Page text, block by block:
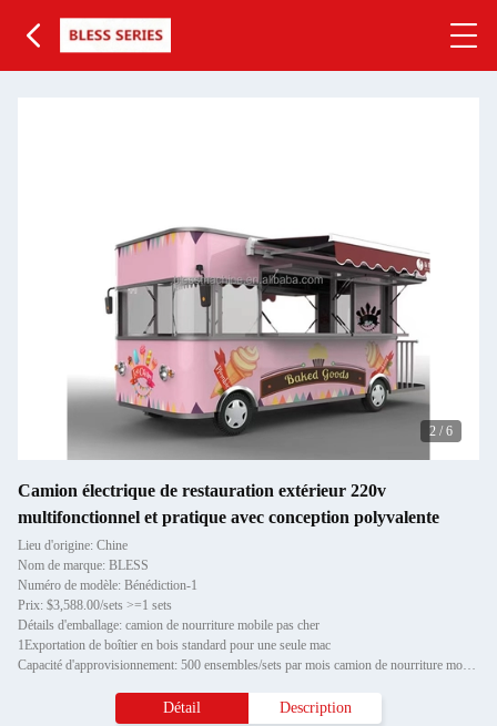
2 / 6
Camion électrique de restauration extérieur 220v
multifonctionnel et pratique avec conception polyvalente
Lieu d'origine: Chine
Nom de marque: BLESS
Numéro de modèle: Bénédiction-1
Prix: $3,588.00/sets >=1 sets
Détails d'emballage: camion de nourriture mobile pas cher
1Exportation de boîtier en bois standard pour une seule mac
Capacité d'approvisionnement: 500 ensembles/sets par mois camion de nourriture mobile pas cher
Détail Description